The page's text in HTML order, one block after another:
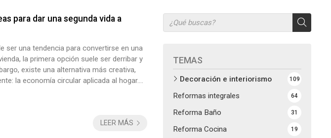
TEMAS
Decoración e interiorismo 109
Reformas integrales 64
Reforma Baño 31
Reforma Cocina 19
para dar una segunda vida a
ser una tendencia para convertirse en una
la primera opción suele ser derribar y
existe una alternativa más creativa,
la economía circular aplicada al hogar.
LEER MÁS